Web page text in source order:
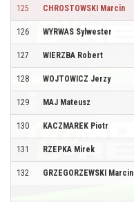
125 CHROSTOWSKI Marcin
126 WYRWAS Sylwester
127 WIERZBA Robert
128 WOJTOWICZ Jerzy
129 MAJ Mateusz
130 KACZMAREK Piotr
131 RZEPKA Mirek
132 GRZEGORZEWSKI Marcin